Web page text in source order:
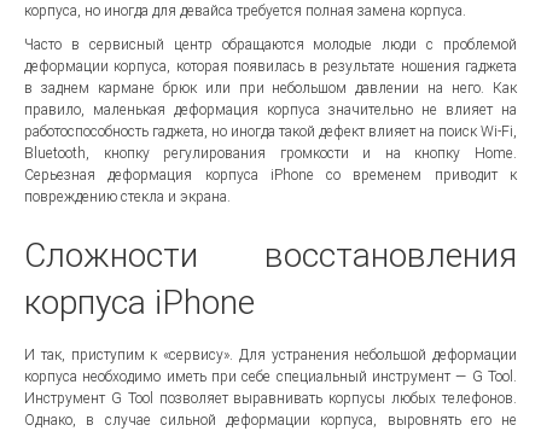
корпуса, но иногда для девайса требуется полная замена корпуса.
Часто в сервисный центр обращаются молодые люди с проблемой
деформации корпуса, которая появилась в результате ношения гаджета
в заднем кармане брюк или при небольшом давлении на него. Как
правило, маленькая деформация корпуса значительно не влияет на
работоспособность гаджета, но иногда такой дефект влияет на поиск Wi-Fi,
Bluetooth, кнопку регулирования громкости и на кнопку Home.
Серьезная деформация корпуса iPhone со временем приводит к
повреждению стекла и экрана.
Сложности восстановления
корпуса iPhone
И так, приступим к «сервису». Для устранения небольшой деформации
корпуса необходимо иметь при себе специальный инструмент — G Tool.
Инструмент G Tool позволяет выравнивать корпусы любых телефонов.
Однако, в случае сильной деформации корпуса, выровнять его не